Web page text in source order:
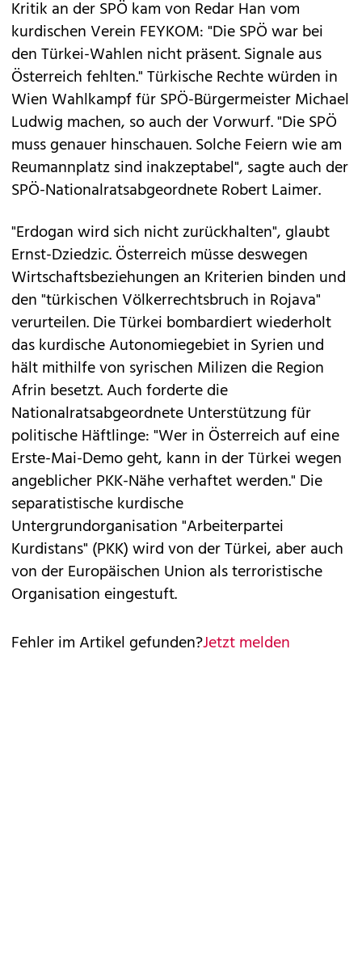
Kritik an der SPÖ kam von Redar Han vom
kurdischen Verein FEYKOM: "Die SPÖ war bei
den Türkei-Wahlen nicht präsent. Signale aus
Österreich fehlten." Türkische Rechte würden in
Wien Wahlkampf für SPÖ-Bürgermeister Michael
Ludwig machen, so auch der Vorwurf. "Die SPÖ
muss genauer hinschauen. Solche Feiern wie am
Reumannplatz sind inakzeptabel", sagte auch der
SPÖ-Nationalratsabgeordnete Robert Laimer.
"Erdogan wird sich nicht zurückhalten", glaubt
Ernst-Dziedzic. Österreich müsse deswegen
Wirtschaftsbeziehungen an Kriterien binden und
den "türkischen Völkerrechtsbruch in Rojava"
verurteilen. Die Türkei bombardiert wiederholt
das kurdische Autonomiegebiet in Syrien und
hält mithilfe von syrischen Milizen die Region
Afrin besetzt. Auch forderte die
Nationalratsabgeordnete Unterstützung für
politische Häftlinge: "Wer in Österreich auf eine
Erste-Mai-Demo geht, kann in der Türkei wegen
angeblicher PKK-Nähe verhaftet werden." Die
separatistische kurdische
Untergrundorganisation "Arbeiterpartei
Kurdistans" (PKK) wird von der Türkei, aber auch
von der Europäischen Union als terroristische
Organisation eingestuft.
Fehler im Artikel gefunden?Jetzt melden